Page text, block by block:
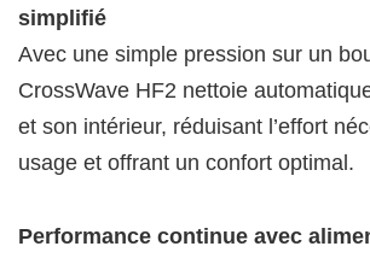
simplifié
Avec une simple pression sur un
CrossWave HF2 nettoie
et son intérieur, réduisant l’effort
usage et offrant un confort optimal.
Performance continue avec